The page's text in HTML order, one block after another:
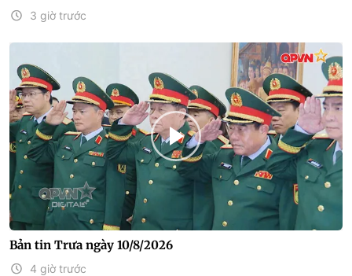
3 giờ trước
Bản tin Trưa ngày 10/8/2026
4 giờ trước